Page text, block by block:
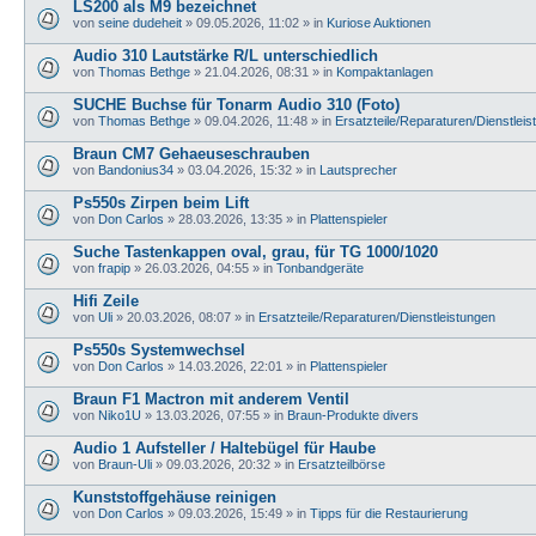
LS200 als M9 bezeichnet
von seine dudeheit » 09.05.2026, 11:02 » in Kuriose Auktionen
Audio 310 Lautstärke R/L unterschiedlich
von Thomas Bethge » 21.04.2026, 08:31 » in Kompaktanlagen
SUCHE Buchse für Tonarm Audio 310 (Foto)
von Thomas Bethge » 09.04.2026, 11:48 » in Ersatzteile/Reparaturen/
Braun CM7 Gehaeuseschrauben
von Bandonius34 » 03.04.2026, 15:32 » in Lautsprecher
Ps550s Zirpen beim Lift
von Don Carlos » 28.03.2026, 13:35 » in Plattenspieler
Suche Tastenkappen oval, grau, für TG 1000/1020
von frapip » 26.03.2026, 04:55 » in Tonbandgeräte
Hifi Zeile
von Uli » 20.03.2026, 08:07 » in Ersatzteile/Reparaturen/Dienstleistungen
Ps550s Systemwechsel
von Don Carlos » 14.03.2026, 22:01 » in Plattenspieler
Braun F1 Mactron mit anderem Ventil
von Niko1U » 13.03.2026, 07:55 » in Braun-Produkte divers
Audio 1 Aufsteller / Haltebügel für Haube
von Braun-Uli » 09.03.2026, 20:32 » in Ersatzteilbörse
Kunststoffgehäuse reinigen
von Don Carlos » 09.03.2026, 15:49 » in Tipps für die Restaurierung